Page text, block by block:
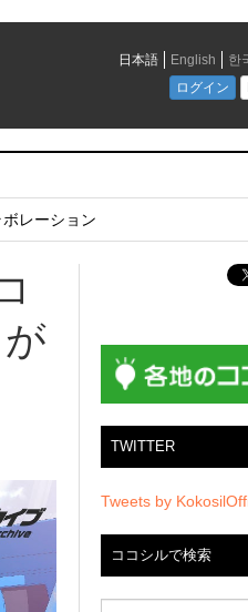
レーション
TWITTER
Tweets by
ココシルで検索